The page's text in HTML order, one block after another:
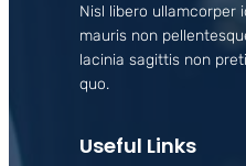
Nisl libero ullamcorper
mauris non
lacinia sagittis non
quo.
Useful Links